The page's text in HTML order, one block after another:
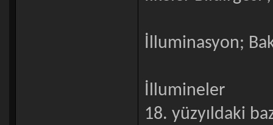
İlluminasyon;
İllumineler
18. yüzyıldaki